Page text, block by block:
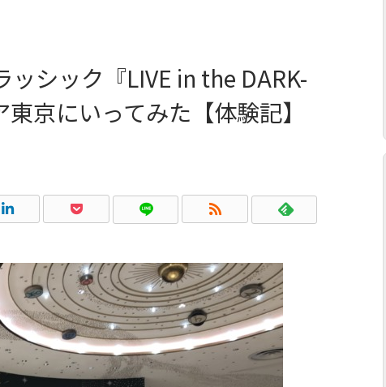
シック『LIVE in the DARK-
京にいってみた【体験記】